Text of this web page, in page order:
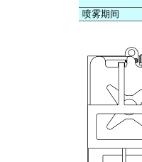
喷雾期间